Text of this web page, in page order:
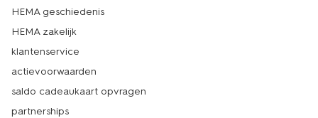
HEMA geschiedenis
HEMA zakelijk
klantenservice
actievoorwaarden
saldo cadeaukaart opvragen
partnerships